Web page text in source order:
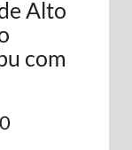
Alto
com